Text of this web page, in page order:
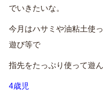
でいきたいな。
今月はハサミや油粘土使
遊び等で
指先をたっぷり使って遊
4歳児